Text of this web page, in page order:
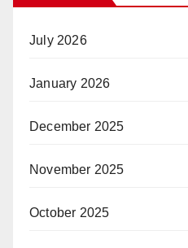
July 2026
January 2026
December 2025
November 2025
October 2025